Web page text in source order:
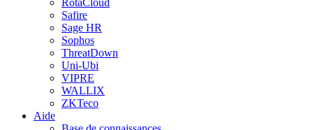
RotaCloud
Safire
Sage HR
Sophos
ThreatDown
Uni-Ubi
VIPRE
WALLIX
ZKTeco
Aide